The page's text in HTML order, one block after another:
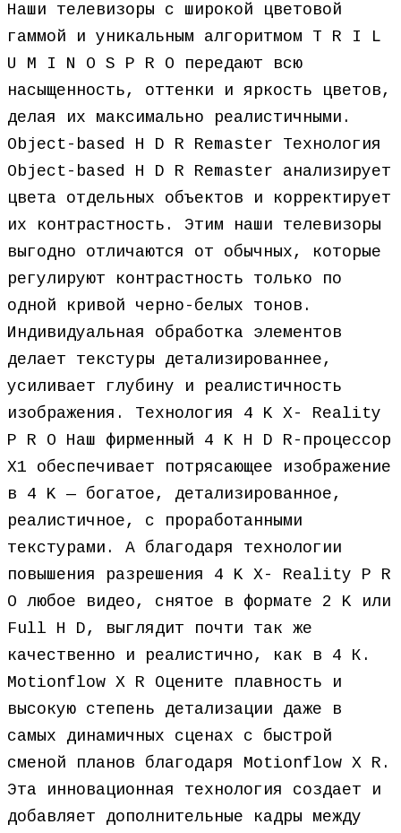
Наши телевизоры с широкой цветовой
гаммой и уникальным алгоритмом T R I L
U M I N O S P R O передают всю
насыщенность, оттенки и яркость цветов,
делая их максимально реалистичными.
Object-based H D R Remaster Технология
Object-based H D R Remaster анализирует
цвета отдельных объектов и корректирует
их контрастность. Этим наши телевизоры
выгодно отличаются от обычных, которые
регулируют контрастность только по
одной кривой черно-белых тонов.
Индивидуальная обработка элементов
делает текстуры детализированнее,
усиливает глубину и реалистичность
изображения. Технология 4 K X- Reality
P R O Наш фирменный 4 K H D R-процессор
X1 обеспечивает потрясающее изображение
в 4 K — богатое, детализированное,
реалистичное, с проработанными
текстурами. А благодаря технологии
повышения разрешения 4 K X- Reality P R
O любое видео, снятое в формате 2 K или
Full H D, выглядит почти так же
качественно и реалистично, как в 4 К.
Motionflow X R Оцените плавность и
высокую степень детализации даже в
самых динамичных сценах с быстрой
сменой планов благодаря Motionflow X R.
Эта инновационная технология создает и
добавляет дополнительные кадры между